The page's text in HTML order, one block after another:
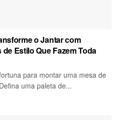
o Jantar com
Estilo Que Fazem Toda
para montar uma mesa de
uma paleta de...